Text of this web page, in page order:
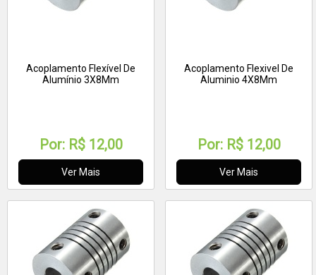
Acoplamento Flexível De
Alumínio 3X8Mm
Por: R$ 12,00
Ver Mais
Acoplamento Flexivel De
Aluminio 4X8Mm
Por: R$ 12,00
Ver Mais